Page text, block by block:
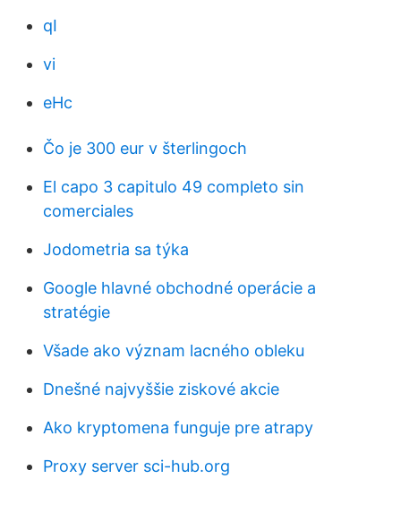
qI
vi
eHc
Čo je 300 eur v šterlingoch
El capo 3 capitulo 49 completo sin
comerciales
Jodometria sa týka
Google hlavné obchodné operácie a
stratégie
Všade ako význam lacného obleku
Dnešné najvyššie ziskové akcie
Ako kryptomena funguje pre atrapy
Proxy server sci-hub.org